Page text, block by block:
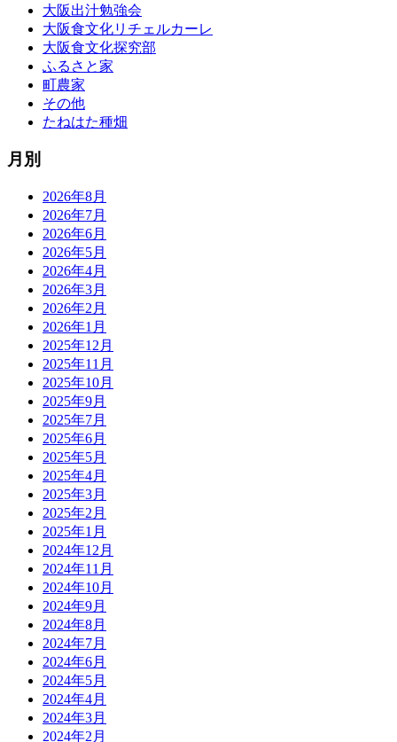
大阪出汁勉強会
大阪食文化リチェルカーレ
大阪食文化探究部
ふるさと家
町農家
その他
たねはた種畑
月別
2026年8月
2026年7月
2026年6月
2026年5月
2026年4月
2026年3月
2026年2月
2026年1月
2025年12月
2025年11月
2025年10月
2025年9月
2025年7月
2025年6月
2025年5月
2025年4月
2025年3月
2025年2月
2025年1月
2024年12月
2024年11月
2024年10月
2024年9月
2024年8月
2024年7月
2024年6月
2024年5月
2024年4月
2024年3月
2024年2月